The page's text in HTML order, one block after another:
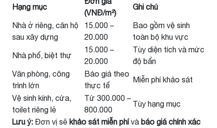
Hạng mục
(VNĐ/m²)
Ghi chú
Nhà ở riêng, căn hộ
sau xây dựng
15.000 –
20.000
Bao gồm vệ sinh
toàn bộ khu vực
Nhà phố, biệt thự
15.000 –
20.000
Tùy diện tích và mức
độ bẩn
Văn phòng, công
trình lớn
Báo giá theo
thực tế
Miễn phí khảo sát
Vệ sinh kính, cửa,
toilet riêng lẻ
Từ 300.000 –
800.000
Tùy hạng mục
Lưu ý: Đơn vị sẽ khảo sát miễn phívà báo giá chính xác